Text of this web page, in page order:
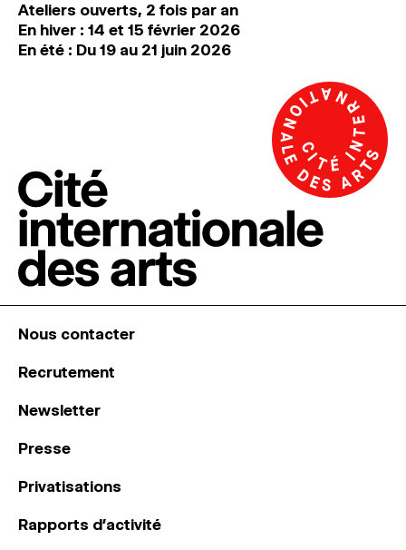
Ateliers ouverts, 2 fois par an
En hiver : 14 et 15 février 2026
En été : Du 19 au 21 juin 2026
Nous contacter
Recrutement
Newsletter
Presse
Privatisations
Rapports d’activité